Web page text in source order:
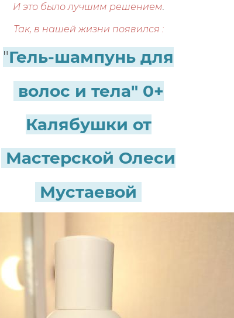
И это было лучшим решением
Так, в нашей жизни появился :
"Гель-шампунь для
волос и тела" 0+
Калябушки от
Мастерской Олеси
Мустаевой